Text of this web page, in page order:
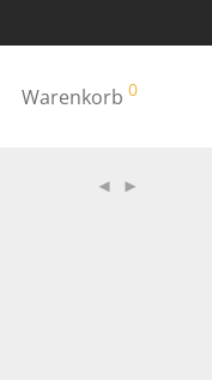
Warenkorb 0